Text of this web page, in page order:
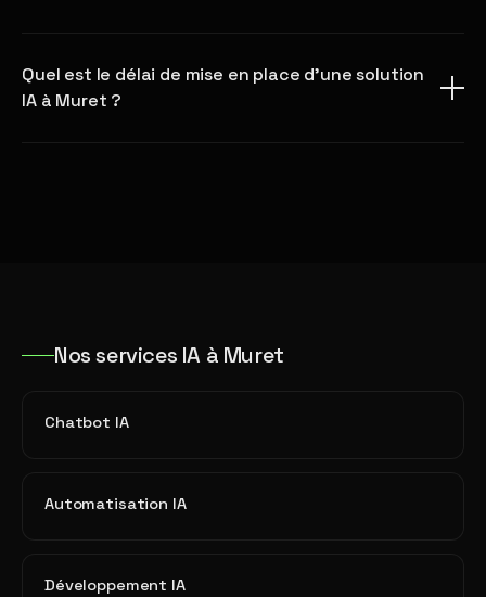
Quel est le délai de mise en place d'une solution
IA à Muret ?
Nos services IA à Muret
Chatbot IA
Automatisation IA
Développement IA